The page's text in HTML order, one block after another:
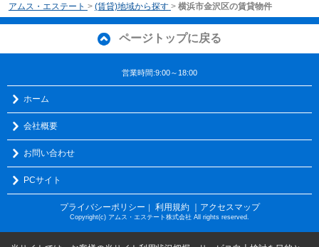
アムス・エステート > (賃貸)地域から探す > 横浜市金沢区の賃貸物件
ページトップに戻る
営業時間:9:00～18:00
ホーム
会社概要
お問い合わせ
PCサイト
プライバシーポリシー ｜ 利用規約 ｜アクセスマップ
Copyright(c) アムス・エステート株式会社 All rights reserved.